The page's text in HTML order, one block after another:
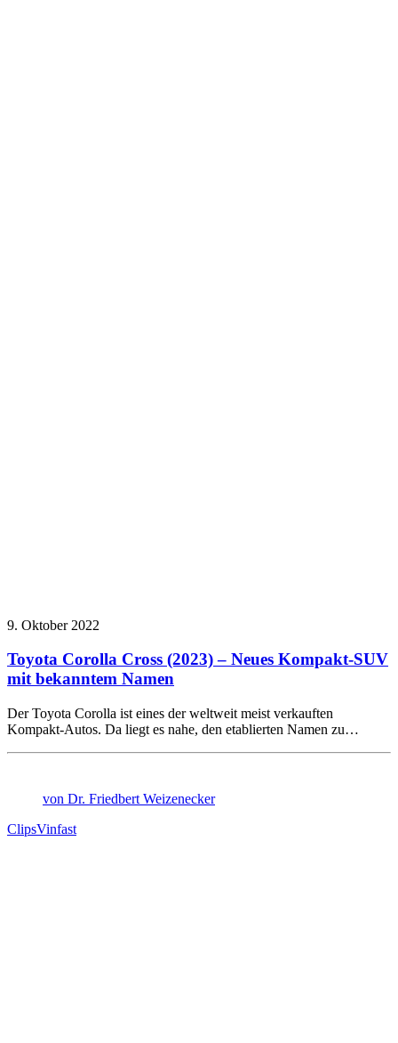
9. Oktober 2022
Toyota Corolla Cross (2023) – Neues Kompakt-SUV
mit bekanntem Namen
Der Toyota Corolla ist eines der weltweit meist verkauften
Kompakt-Autos. Da liegt es nahe, den etablierten Namen zu…
von Dr. Friedbert Weizenecker
ClipsVinfast